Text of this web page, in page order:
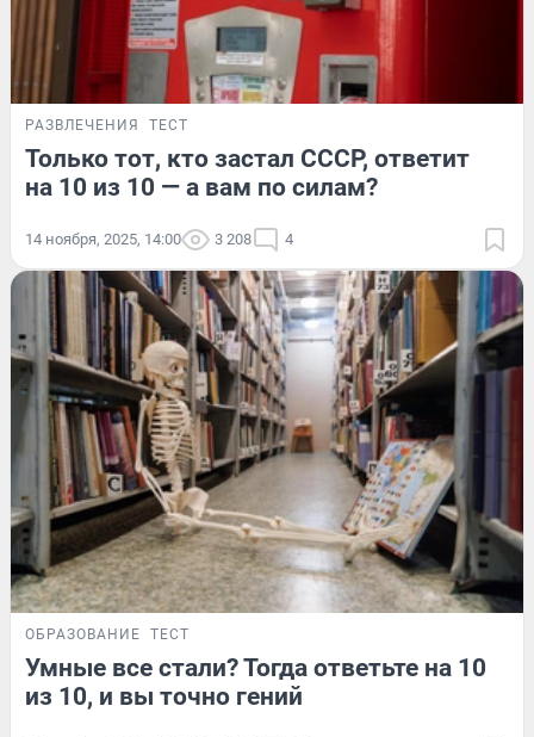
РАЗВЛЕЧЕНИЯ ТЕСТ
Только тот, кто застал СССР, ответит
на 10 из 10 — а вам по силам?
14 ноября, 2025, 14:00 3 208 4
ОБРАЗОВАНИЕ ТЕСТ
Умные все стали? Тогда ответьте на 10
из 10, и вы точно гений